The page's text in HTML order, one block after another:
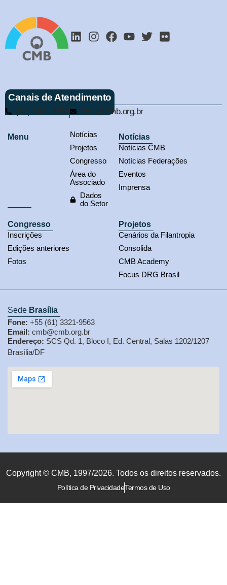
Canais de Atendimento
(61) 3321-9563 cmb@cmb.org.br
Menu
Notícias
Projetos
Congresso
Área do
Associado
Dados
do Setor
Notícias
Notícias CMB
Notícias Federações
Eventos
Imprensa
Congresso
Inscrições
Edições anteriores
Fotos
Projetos
Cenários da Filantropia
Consolida
CMB Academy
Focus DRG Brasil
Sede Brasília
Fone: +55 (61) 3321-9563
Email: cmb@cmb.org.br
Endereço: SCS Qd. 1, Bloco I, Ed. Central, Salas 1202/1207
Brasília/DF
Copyright © CMB, 1997/2026. Todos os direitos reservados.
Política de PrivacidadeTermos de Uso